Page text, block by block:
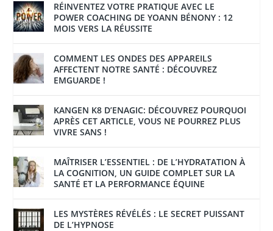
RÉINVENTEZ VOTRE PRATIQUE AVEC LE
POWER COACHING DE YOANN BÉNONY : 12
MOIS VERS LA RÉUSSITE
COMMENT LES ONDES DES APPAREILS
AFFECTENT NOTRE SANTÉ : DÉCOUVREZ
EMGUARDE !
KANGEN K8 D’ENAGIC: DÉCOUVREZ POURQUOI
APRÈS CET ARTICLE, VOUS NE POURREZ PLUS
VIVRE SANS !
MAÎTRISER L’ESSENTIEL : DE L’HYDRATATION À
LA COGNITION, UN GUIDE COMPLET SUR LA
SANTÉ ET LA PERFORMANCE ÉQUINE
LES MYSTÈRES RÉVÉLÉS : LE SECRET PUISSANT
DE L’HYPNOSE